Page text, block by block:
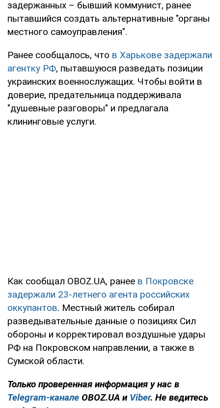
задержанных – бывший коммунист, ранее
пытавшийся создать альтернативные "органы
местного самоуправления".
Ранее сообщалось, что в Харькове задержали
агентку РФ, пытавшуюся разведать позиции
украинских военнослужащих. Чтобы войти в
доверие, предательница поддерживала
"душевные разговоры" и предлагала
клининговые услуги.
Как сообщал OBOZ.UA, ранее в Покровске
задержали 23-летнего агента российских
оккупантов. Местный житель собирал
разведывательные данные о позициях Сил
обороны и корректировал воздушные удары
РФ на Покровском направлении, а также в
Сумской области.
Только проверенная информация у нас в
Telegram-канале OBOZ.UA и Viber. Не ведитесь